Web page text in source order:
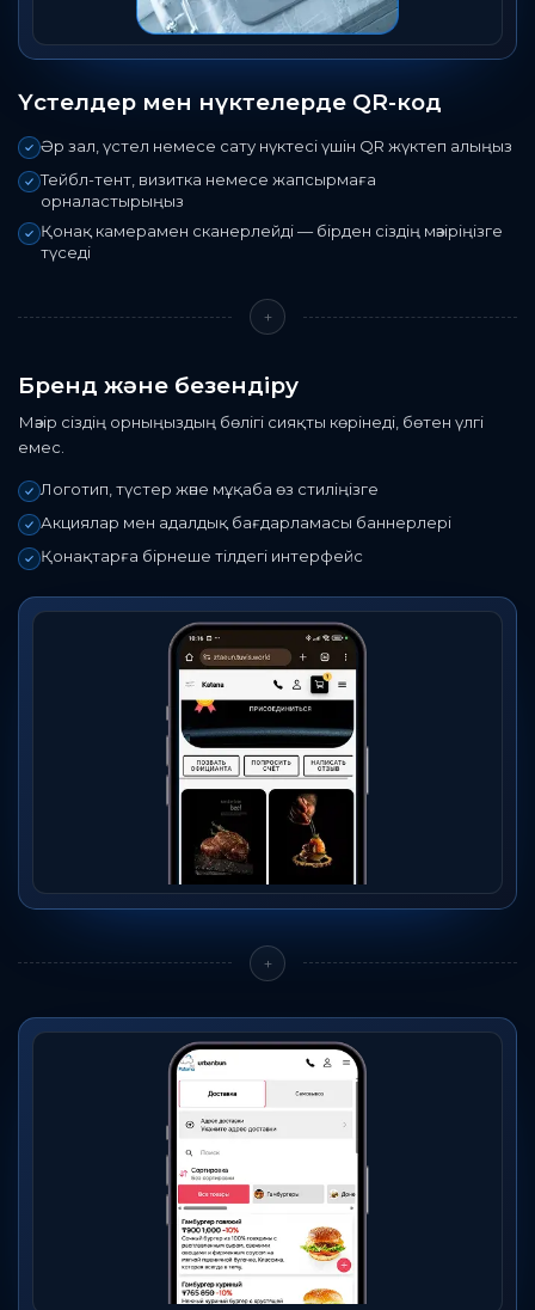
Үстелдер мен нүктелерде QR-код
Әр зал, үстел немесе сату нүктесі үшін QR жүктеп алыңыз
Тейбл-тент, визитка немесе жапсырмаға
орналастырыңыз
Қонақ камерамен сканерлейді — бірден сіздің мәзіріңізге
түседі
+
Бренд және безендіру
Мәзір сіздің орныңыздың бөлігі сияқты көрінеді, бөтен үлгі
емес.
Логотип, түстер және мұқаба өз стиліңізге
Акциялар мен адалдық бағдарламасы баннерлері
Қонақтарға бірнеше тілдегі интерфейс
+